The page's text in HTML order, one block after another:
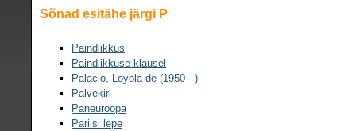
Sõnad esitähe järgi P
Paindlikkus
Paindlikkuse klausel
Palacio, Loyola de (1950 - )
Palvekiri
Paneuroopa
Pariisi lepe